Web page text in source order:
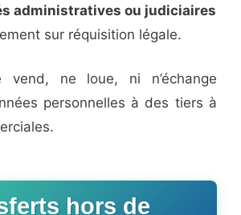
administratives ou judiciaires
sur réquisition légale.
vend, ne loue, ni n’échange
personnelles à des tiers à
hors de